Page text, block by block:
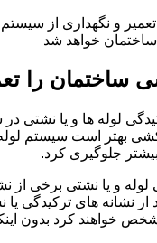
تعمیر و نگهداری از
خواهد شد
ساختمان را
لوله ها و یا نشتی
بهتر است سیستم
جلوگیری کرد.
و یا نشتی برخی از
از نشانه های
خواهند کرد بدون